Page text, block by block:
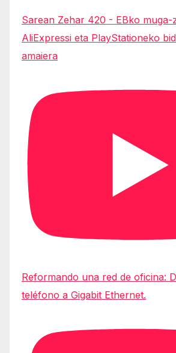
Sarean Zehar 420 - EBko
AliExpressi eta PlayStationeko
amaiera
Reformando una red de oficina:
teléfono a Gigabit Ethernet.